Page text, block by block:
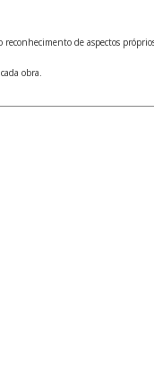
de aspectos
obra.